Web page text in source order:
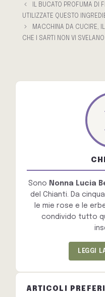
IL BUCATO PROFUMA DI
UTILIZZATE QUESTO
MACCHINA DA CUCIRE,
CHE I SARTI NON VI SVELANO
Sono Nonna Lucia
del Chianti. Da
le mie rose e le
condivido tutto
LEGGI
ARTICOLI